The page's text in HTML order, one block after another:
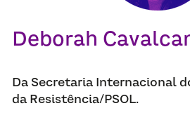
Deborah
Da Secretaria Internacional
da Resistência/PSOL.